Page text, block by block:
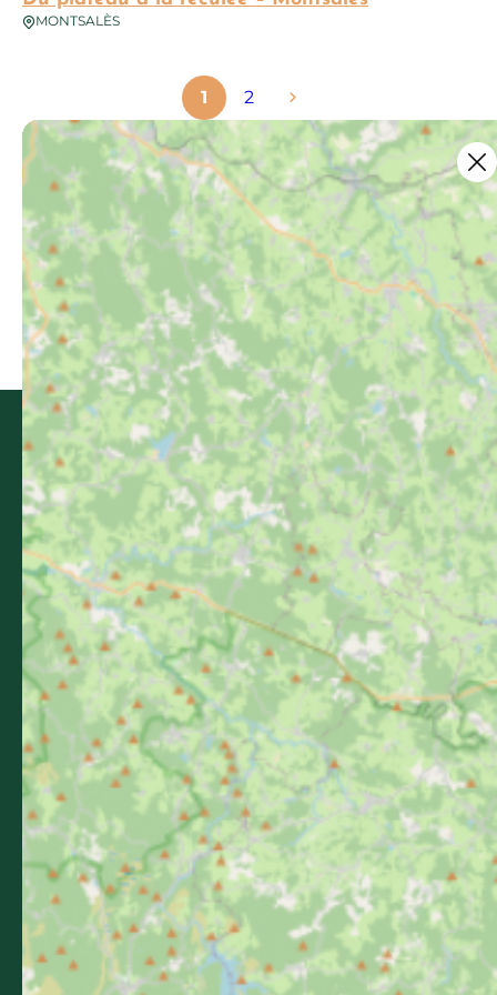
MONTSALÈS
1 2
Ce contenu vous a été utile ?
Ce contenu vous a été utile
Ce contenu ne vous a pas été utile
Enregistrer
Partager ce contenu
Partager sur Facebook (nouvelle
Partager sur X / Twitter (nouvelle
Partager sur WhatsApp
Partager par mail
Bastides & Gorges de l’Aveyron
Promenade du Guiraudet
12200 Villefranche-de-Rouergue
Contactez-nous
05 36 16 20 00
L'office de tourisme
Billetterie
Comment venir ?